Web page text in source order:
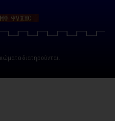
διατηρούνται.